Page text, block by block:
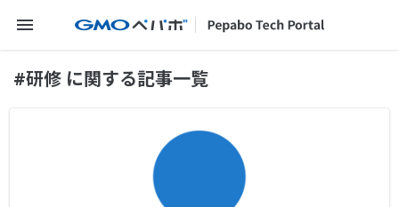
メニューを開く
#研修 に関する記事一覧